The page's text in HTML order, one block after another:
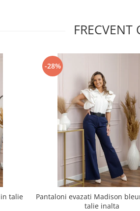
talie
-28%
Pantaloni evazati Madison
talie inalta